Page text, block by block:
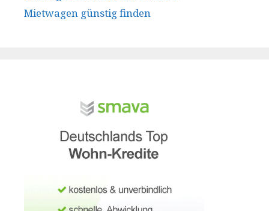
Mietwagen günstig finden